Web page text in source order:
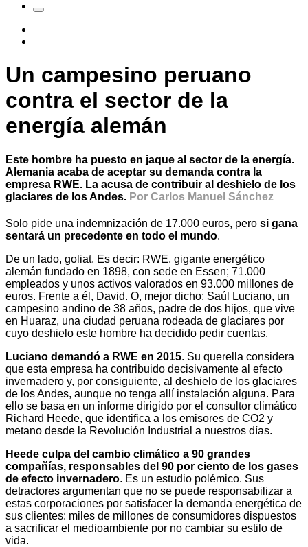
Un campesino peruano
contra el sector de la
energía alemán
Este hombre ha puesto en jaque al sector de la energía.
Alemania acaba de aceptar su demanda contra la
empresa RWE. La acusa de contribuir al deshielo de los
glaciares de los Andes. Por Carlos Manuel Sánchez
Solo pide una indemnización de 17.000 euros, pero si gana
sentará un precedente en todo el mundo.
De un lado, goliat. Es decir: RWE, gigante energético
alemán fundado en 1898, con sede en Essen; 71.000
empleados y unos activos valorados en 93.000 millones de
euros. Frente a él, David. O, mejor dicho: Saúl Luciano, un
campesino andino de 38 años, padre de dos hijos, que vive
en Huaraz, una ciudad peruana rodeada de glaciares por
cuyo deshielo este hombre ha decidido pedir cuentas.
Luciano demandó a RWE en 2015. Su querella considera
que esta empresa ha contribuido decisivamente al efecto
invernadero y, por consiguiente, al deshielo de los glaciares
de los Andes, aunque no tenga allí instalación alguna. Para
ello se basa en un informe dirigido por el consultor climático
Richard Heede, que identifica a los emisores de CO2 y
metano desde la Revolución Industrial a nuestros días.
Heede culpa del cambio climático a 90 grandes
compañías, responsables del 90 por ciento de los gases
de efecto invernadero. Es un estudio polémico. Sus
detractores argumentan que no se puede responsabilizar a
estas corporaciones por satisfacer la demanda energética de
sus clientes: miles de millones de consumidores dispuestos
a sacrificar el medioambiente por no cambiar su estilo de
vida.